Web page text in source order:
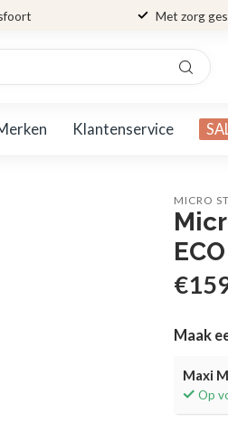
Met zorg
Klantenservice
MICRO
Maak
Maxi
Op